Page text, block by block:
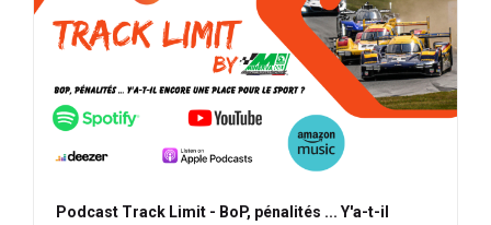
Podcast Track Limit - BoP, pénalités ... Y'a-t-il